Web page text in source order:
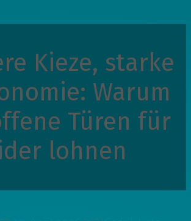
Kieze, starke
Warum
Türen für
lohnen